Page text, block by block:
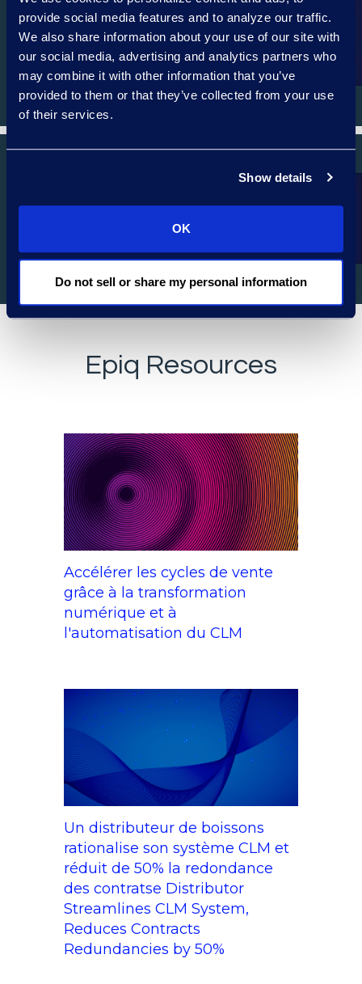
provide social media features and to analyze our traffic.
We also share information about your use of our site with
our social media, advertising and analytics partners who
may combine it with other information that you’ve
provided to them or that they’ve collected from your use
of their services.
Show details
OK
Do not sell or share my personal information
CORPORATE AND M&A
Epiq Resources
Accélérer les cycles de vente
grâce à la transformation
numérique et à
l'automatisation du CLM
Un distributeur de boissons
rationalise son système CLM et
réduit de 50% la redondance
des contratse Distributor
Streamlines CLM System,
Reduces Contracts
Redundancies by 50%